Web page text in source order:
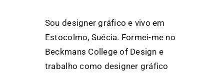
Sou designer gráfico e vivo em
Estocolmo, Suécia. Formei-me no
Beckmans College of Design e
trabalho como designer gráfico